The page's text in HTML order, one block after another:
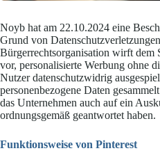
Noyb hat am 22.10.2024 eine
Grund von
Bürgerrechtsorganisation wirft dem
vor, personalisierte Werbung ohne
Nutzer datenschutzwidrig
personenbezogene Daten
das Unternehmen auch auf ein
ordnungsgemäß geantwortet haben.
Funktionsweise von Pinterest